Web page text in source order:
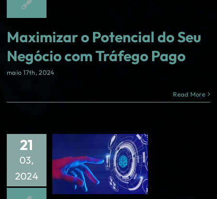
Maximizar o Potencial do Seu
Negócio com Tráfego Pago
maio 17th, 2024
Read More
21
03,
2024